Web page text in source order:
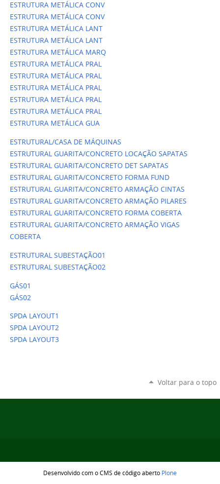
ESTRUTURA METÁLICA CONV
ESTRUTURA METÁLICA CONV
ESTRUTURA METÁLICA LANT
ESTRUTURA METÁLICA LANT
ESTRUTURA METÁLICA MARQ
ESTRUTURA METÁLICA PRAL
ESTRUTURA METÁLICA PRAL
ESTRUTURA METÁLICA PRAL
ESTRUTURA METÁLICA PRAL
ESTRUTURA METÁLICA PRAL
ESTRUTURA METÁLICA GUA
ESTRUTURAL/CASA DE MÁQUINAS
ESTRUTURAL GUARITA/CONCRETO LOCAÇÃO SAPATAS
ESTRUTURAL GUARITA/CONCRETO DET SAPATAS
ESTRUTURAL GUARITA/CONCRETO FORMA FUND
ESTRUTURAL GUARITA/CONCRETO ARMAÇÃO CINTAS
ESTRUTURAL GUARITA/CONCRETO ARMAÇÃO PILARES
ESTRUTURAL GUARITA/CONCRETO FORMA COBERTA
ESTRUTURAL GUARITA/CONCRETO ARMAÇÃO VIGAS
COBERTA
ESTRUTURAL SUBESTAÇÃO01
ESTRUTURAL SUBESTAÇÃO02
GÁS01
GÁS02
SPDA LAYOUT1
SPDA LAYOUT2
SPDA LAYOUT3
Voltar para o topo
Desenvolvido com o CMS de código aberto Plone